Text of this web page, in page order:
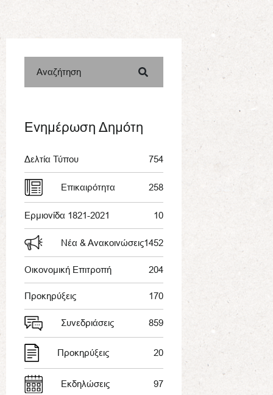
Αναζήτηση
Ενημέρωση Δημότη
Δελτία Τύπου 754
Επικαιρότητα 258
Ερμιονίδα 1821-2021 10
Νέα & Ανακοινώσεις1452
Οικονομική Επιτροπή 204
Προκηρύξεις 170
Συνεδριάσεις 859
Προκηρύξεις 20
Εκδηλώσεις 97